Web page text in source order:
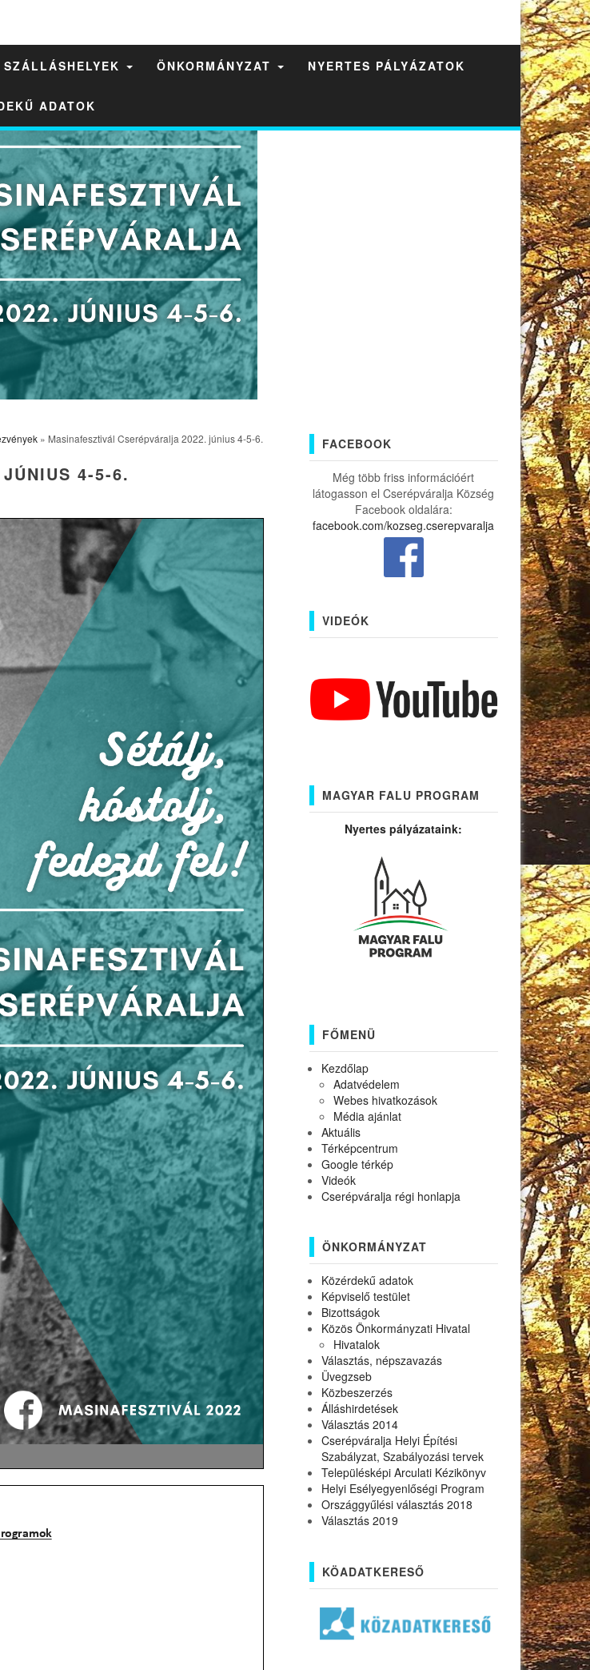
SZÁLLÁSHELYEK ÖNKORMÁNYZAT NYERTES PÁLYÁZATOK
ADATOK
» Masinafesztivál Cserépváralja 2022. június 4-5-6.
4-5-6.
FACEBOOK
Még több friss információért
látogasson el Cserépváralja Község
Facebook oldalára:
facebook.com/kozseg.cserepvaralja
VIDEÓK
MAGYAR FALU PROGRAM
Nyertes pályázataink:
FŐMENÜ
Kezdőlap
Adatvédelem
Webes hivatkozások
Média ajánlat
Aktuális
Térképcentrum
Google térkép
Videók
Cserépváralja régi honlapja
ÖNKORMÁNYZAT
Közérdekű adatok
Képviselő testület
Bizottságok
Közös Önkormányzati Hivatal
Hivatalok
Választás, népszavazás
Üvegzseb
Közbeszerzés
Álláshirdetések
Választás 2014
Cserépváralja Helyi Építési
Szabályzat, Szabályozási tervek
Településképi Arculati Kézikönyv
Helyi Esélyegyenlőségi Program
Országgyűlési választás 2018
Választás 2019
KÖADATKERESŐ